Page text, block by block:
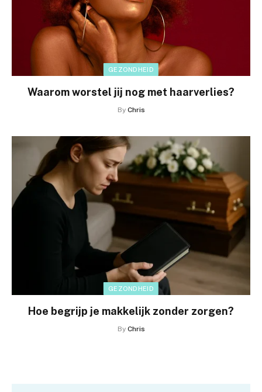
GEZONDHEID
Waarom worstel jij nog met haarverlies?
By Chris
GEZONDHEID
Hoe begrijp je makkelijk zonder zorgen?
By Chris